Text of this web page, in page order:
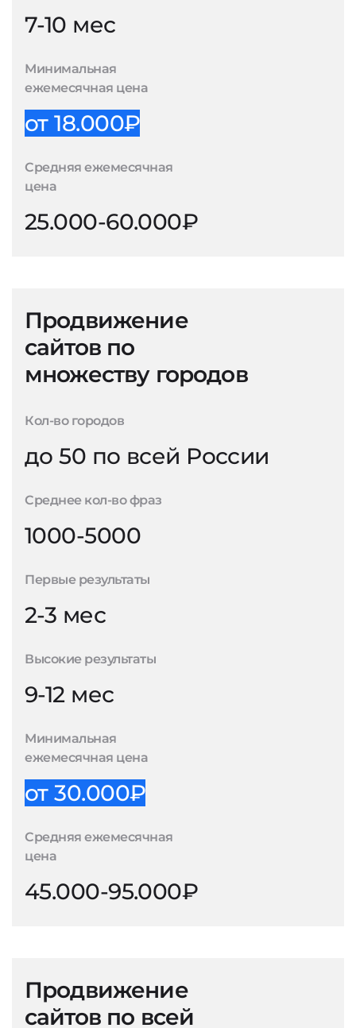
7-10 мес
Минимальная
ежемесячная цена
от 18.000₽
Средняя ежемесячная
цена
25.000-60.000₽
Продвижение
сайтов по
множеству городов
Кол-во городов
до 50 по всей России
Среднее кол-во фраз
1000-5000
Первые результаты
2-3 мес
Высокие результаты
9-12 мес
Минимальная
ежемесячная цена
от 30.000₽
Средняя ежемесячная
цена
45.000-95.000₽
Продвижение
сайтов по всей